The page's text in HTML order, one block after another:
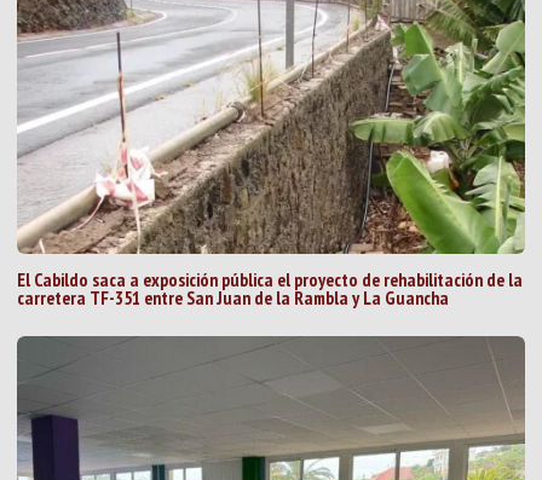
El Cabildo saca a exposición pública el proyecto de rehabilitación de la
carretera TF-351 entre San Juan de la Rambla y La Guancha